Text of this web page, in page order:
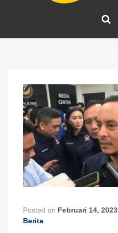
Posted on Februari 14, 2023
Berita